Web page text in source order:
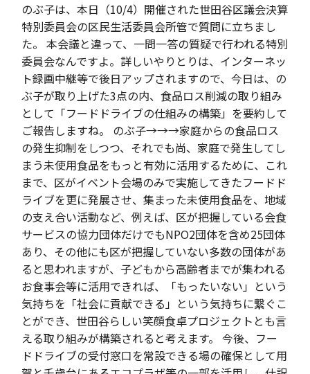
のぶ子は、本日（10/4）開催された世田谷区議会決算
特別委員会の区民生活委員会所管で質問に立ちまし
た。 本会議と違って、一問一答の質疑で行われる特別
委員会なんですよ。詳しいやりとりは、インターネッ
ト録画中継等で後日アップされますので、今日は、の
ぶ子が取り上げた3点の内、食品ロス削減の取り組み
として「フードドライブの仕組みの構築」を要約して
ご報告しますね。 のぶ子→→→家庭からの食品ロス
の発生抑制をしつつ、それでも尚、家庭で発生してし
まう未使用食品をもっと有効に活用するために、これ
まで、区がイベント会場のみで実施してきたフードド
ライブを更に発展させ、集まった未使用食品を、地域
の支え合い活動など、例えば、区が把握している会食
サービスの協力団体だけでもNPO2団体を含め25団体
あり、その他にも区が把握していない多数の団体があ
ると思われますが、子どもから高齢者までが集われる
お食事会等に活用できれば、「もったいない」という
気持ちを「社会に貢献できる」という気持ちに繋ぐこ
とができ、世田谷らしい笑顔食卓プロジェクトとも言
える取り組みが構築されると考えます。 今後、フー
ドドライブの受付窓口を常設できる場の確保として用